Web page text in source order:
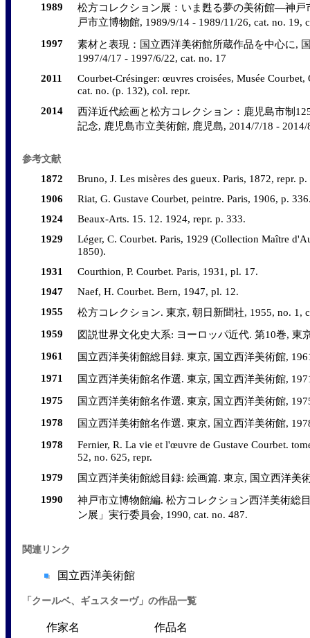
1989
松方コレクション展：いま甦る夢の美術館―神戸
戸市立博物館, 1989/9/14 - 1989/11/26, cat. no. 19,
1997
素材と表現：国立西洋美術館所蔵作品を中心に,
1997/4/17 - 1997/6/22, cat. no. 17
2011
Courbet-Crésinger: œuvres croisées, Musée
cat. no. (p. 132), col. repr.
2014
西洋近代絵画と松方コレクション：鹿児島市制
記念, 鹿児島市立美術館, 鹿児島, 2014/7/18 - 2014/
参考文献
1872
Bruno, J. Les misères des gueux. Paris, 1872, repr. p.
1906
Riat, G. Gustave Courbet, peintre. Paris, 1906, p.
1924
Beaux-Arts. 15. 12. 1924, repr. p. 333.
1929
Léger, C. Courbet. Paris, 1929 (Collection Maître
1850).
1931
Courthion, P. Courbet. Paris, 1931, pl. 17.
1947
Naef, H. Courbet. Bern, 1947, pl. 12.
1955
松方コレクション. 東京, 朝日新聞社, 1955, no. 1,
1959
図説世界文化史大系: ヨーロッパ近代. 第10巻, 東
1961
国立西洋美術館総目録. 東京, 国立西洋美術館,
1971
国立西洋美術館名作選. 東京, 国立西洋美術館,
1975
国立西洋美術館名作選. 東京, 国立西洋美術館,
1978
国立西洋美術館名作選. 東京, 国立西洋美術館,
1978
Fernier, R. La vie et l'œuvre de Gustave Courbet.
52, no. 625, repr.
1979
国立西洋美術館総目録: 絵画篇. 東京, 国立西洋美
1990
神戸市立博物館編. 松方コレクション西洋美術総
ン展」実行委員会, 1990, cat. no. 487.
関連リンク
国立西洋美術館
「クールベ、ギュスターヴ」の作品一覧
作家名
作品名